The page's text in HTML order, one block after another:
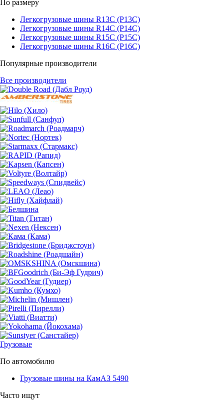
По размеру
Легкогрузовые шины R13C (Р13С)
Легкогрузовые шины R14C (Р14С)
Легкогрузовые шины R15C (Р15С)
Легкогрузовые шины R16C (Р16С)
Популярные производители
Все производители
Грузовые
По автомобилю
Грузовые шины на КамАЗ 5490
Часто ищут